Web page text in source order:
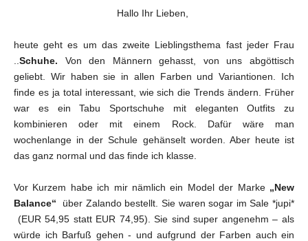
Hallo Ihr Lieben,
heute geht es um das zweite Lieblingsthema fast jeder Frau
Schuhe. Von den Männern gehasst, von uns abgöttisch
geliebt. Wir haben sie in allen Farben und Variantionen. Ich
finde es ja total interessant, wie sich die Trends ändern. Früher
war es ein Tabu Sportschuhe mit eleganten Outfits zu
kombinieren oder mit einem Rock. Dafür wäre man
wochenlange in der Schule gehänselt worden. Aber heute ist
das ganz normal und das finde ich klasse.
Vor Kurzem habe ich mir nämlich ein Model der Marke „New
Balance“
über Zalando bestellt. Sie waren sogar im Sale *jupi*
(EUR 54,95 statt EUR 74,95). Sie sind super angenehm – als
würde ich Barfuß gehen - und aufgrund der Farben auch ein